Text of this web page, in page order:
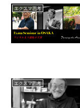
エクスマ思考
エクスマ思考